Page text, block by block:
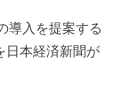
導入を提案する
日本経済新聞が